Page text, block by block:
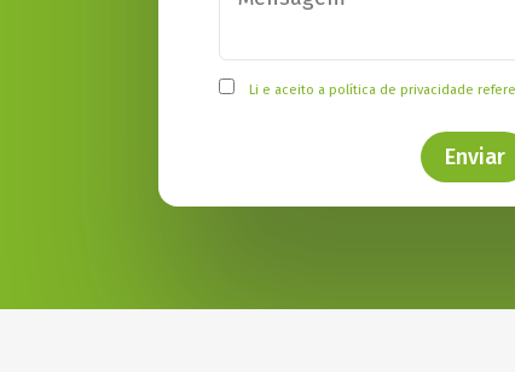
Li e aceito a política de privacidade
Enviar